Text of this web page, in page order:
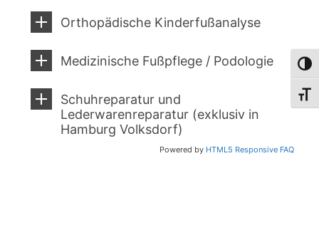
Orthopädische Kinderfußanalyse
Medizinische Fußpflege / Podologie
Schuhreparatur und
Lederwarenreparatur (exklusiv in
Hamburg Volksdorf)
Powered by HTML5 Responsive FAQ